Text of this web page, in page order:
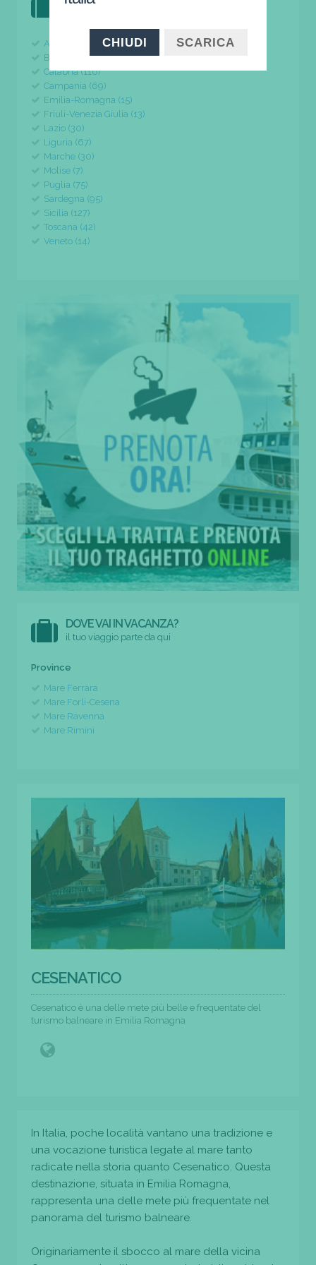
Abruzzo (24)
Basilicata (11)
Calabria (116)
Campania (69)
Emilia-Romagna (15)
Friuli-Venezia Giulia (13)
Lazio (30)
Liguria (67)
Marche (30)
Molise (7)
Puglia (75)
Sardegna (95)
Sicilia (127)
Toscana (42)
Veneto (14)
DOVE VAI IN VACANZA?
il tuo viaggio parte da qui
Province
Mare Ferrara
Mare Forli-Cesena
Mare Ravenna
Mare Rimini
CESENATICO
Cesenatico è una delle mete più belle e frequentate del
turismo balneare in Emilia Romagna
In Italia, poche località vantano una tradizione e
una vocazione turistica legate al mare tanto
radicate nella storia quanto Cesenatico. Questa
destinazione, situata in Emilia Romagna,
rappresenta una delle mete più frequentate nel
panorama del turismo balneare.
Originariamente il sbocco al mare della vicina
CHIUDI SCARICA